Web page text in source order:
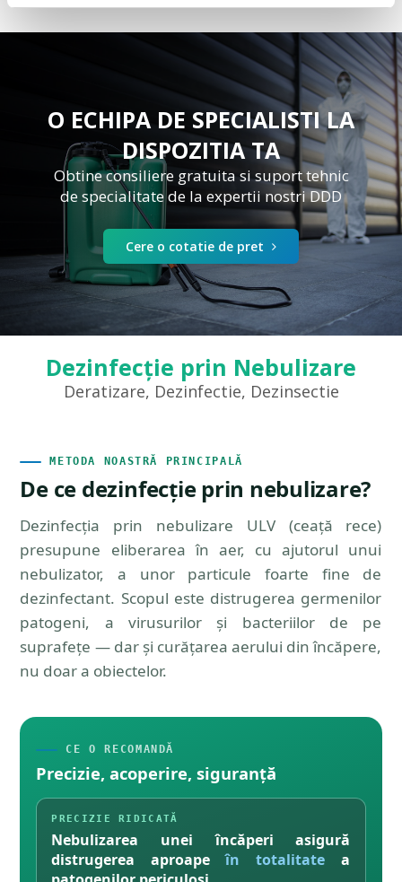
O ECHIPA DE SPECIALISTI LA
DISPOZITIA TA
Obtine consiliere gratuita si suport tehnic
de specialitate de la expertii nostri DDD
Cere o cotatie de pret
Dezinfecție prin Nebulizare
Deratizare, Dezinfectie, Dezinsectie
METODA NOASTRĂ PRINCIPALĂ
De ce dezinfecție prin nebulizare?
Dezinfecția prin nebulizare ULV (ceață rece)
presupune eliberarea în aer, cu ajutorul unui
nebulizator, a unor particule foarte fine de
dezinfectant. Scopul este distrugerea germenilor
patogeni, a virusurilor și bacteriilor de pe
suprafețe — dar și curățarea aerului din încăpere,
nu doar a obiectelor.
CE O RECOMANDĂ
Precizie, acoperire, siguranță
PRECIZIE RIDICATĂ
Nebulizarea unei încăperi asigură
distrugerea aproapeîn totalitate a